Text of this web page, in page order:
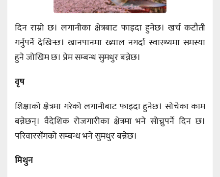
दिन राम्रो छ। लगानीका क्षेत्रबाट फाइदा हुनेछ। खर्च कटौती
गर्नुपर्ने देखिन्छ। खानपानमा ख्याल नगर्दा स्वास्थ्यमा समस्या
हुने जोखिम छ। प्रेम सम्बन्ध सुमधुर बन्नेछ।
वृष
शिक्षाको क्षेत्रमा गरेको लगानीबाट फाइदा हुनेछ। सोचेका काम
बन्नेछन्। वैदेशिक रोजगारीका क्षेत्रमा भने सोच्नुपर्ने दिन छ।
परिवारसँगको सम्बन्ध भने सुमधुर बन्नेछ।
मिथुन